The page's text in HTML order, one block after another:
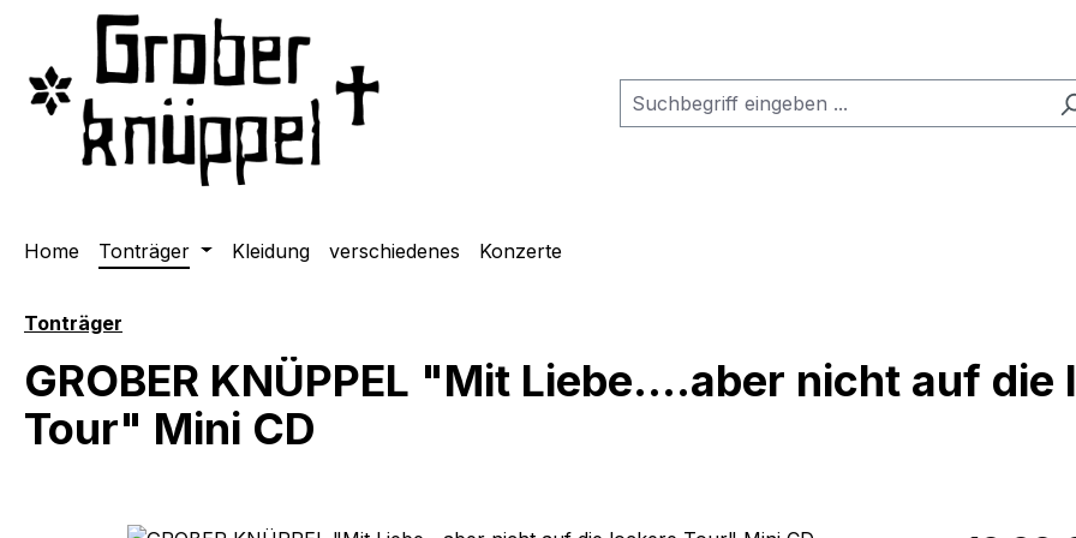
Hauptinhalt springen
Zur Suche springen
Zur Hauptnavigation springen
Home Tonträger Kleidung verschiedenes Konzerte
Tonträger
GROBER KNÜPPEL "Mit Liebe....aber nicht auf die
Tour" Mini CD